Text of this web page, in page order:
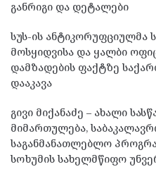
განრიგი და დეტალები
სუს-ის ანტიკორუფციულმა
მოსყიდვისა და ყალბი
დამზადების ფაქტზე
დააკავა
გივი მიქანაძე – ახალი
მიმართულება,
საგანმანათლებლო
სოხუმის სახელმწიფო